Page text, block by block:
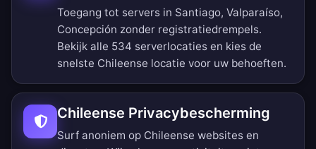
Toegang tot servers in Santiago, Valparaíso,
Concepción zonder registratiedrempels.
Bekijk alle 534 serverlocaties en kies de
snelste Chileense locatie voor uw behoeften.
Chileense Privacybescherming
Surf anoniem op Chileense websites en